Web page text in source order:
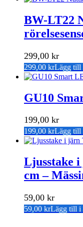
BW-LT22
299,00 kr
299,00 krLägg till
GU10
199,00 kr
199,00 krLägg till
Ljusstake
cm –
59,00 kr
59,00 krLägg till i